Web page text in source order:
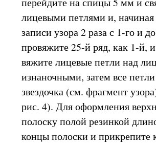
лицевыми петлями и,
записи узора 2 раза с 1-го и
провяжите 25-й ряд, как 1-й,
вяжите лицевые петли над
изнаночными, затем все
звездочка (см. фрагмент
рис. 4). Для оформления
полоску полой резинкой
концы полоски и прикрепите